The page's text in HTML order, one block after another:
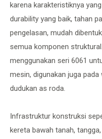
karena karakteristiknya
durability yang baik, tahan
pengelasan, mudah
semua komponen
menggunakan seri 6061
mesin, digunakan juga
dudukan as roda.
Infrastruktur konstruksi
kereta bawah tanah,